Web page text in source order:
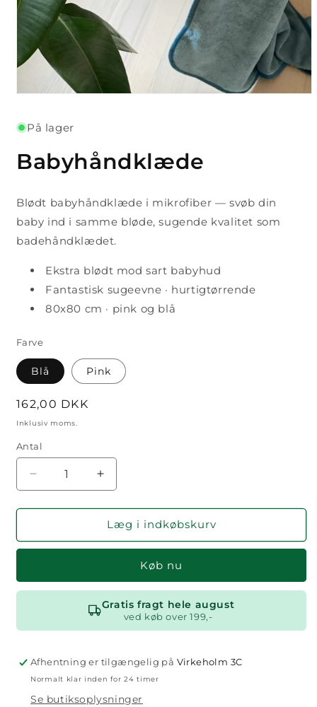
i
På lager
Babyhåndklæde
Blødt babyhåndklæde i mikrofiber — svøb din
baby ind i samme bløde, sugende kvalitet som
badehåndklædet.
Ekstra blødt mod sart babyhud
Fantastisk sugeevne · hurtigtørrende
80x80 cm · pink og blå
Farve
Blå Pink
Normalpris
162,00 DKK
Inklusiv moms.
Antal
Antal
Reducer
antallet
for
Babyhåndklæde
Øg
antallet
for
Babyhåndklæde
Læg i indkøbskurv
Køb nu
Gratis fragt hele august
ved køb over 199,-
Afhentning er tilgængelig på Virkeholm 3C
Normalt klar inden for 24 timer
Se butiksoplysninger